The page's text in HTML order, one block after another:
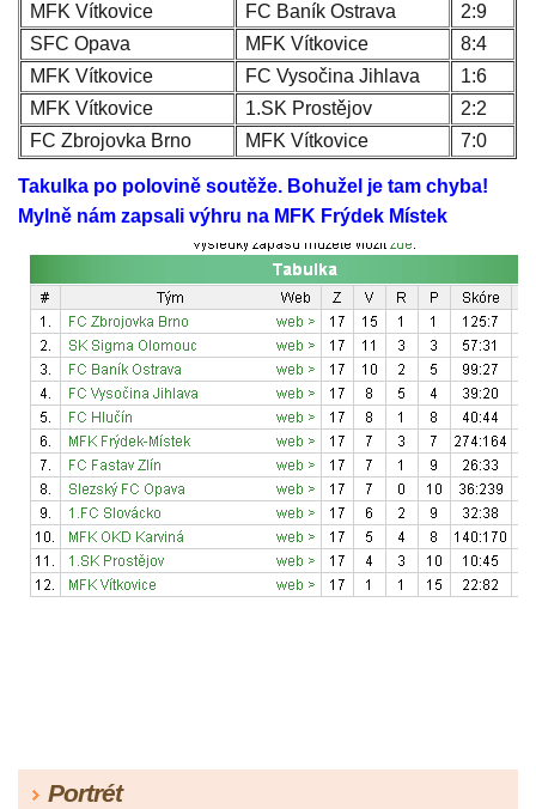
MFK Vítkovice
FC Baník Ostrava
2:9
SFC Opava
MFK Vítkovice
8:4
MFK Vítkovice
FC Vysočina Jihlava
1:6
MFK Vítkovice
1.SK Prostějov
2:2
FC Zbrojovka Brno
MFK Vítkovice 7:0
Takulka po polovině soutěže. Bohužel je tam chyba!
Mylně nám zapsali výhru na MFK Frýdek Místek
Portrét